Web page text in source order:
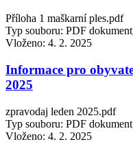
Příloha 1 maškarní ples.pdf
Typ souboru: PDF
Vloženo: 4. 2. 2025
Informace pro
2025
zpravodaj leden 2025.pdf
Typ souboru: PDF
Vloženo: 4. 2. 2025